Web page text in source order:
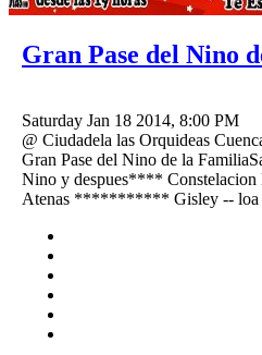
Gran Pase del Nino
Saturday Jan 18 2014, 8:00 PM
@ Ciudadela las Orquideas
Gran Pase del Nino de la
Nino y despues****
Atenas *********** Gisley -- loa